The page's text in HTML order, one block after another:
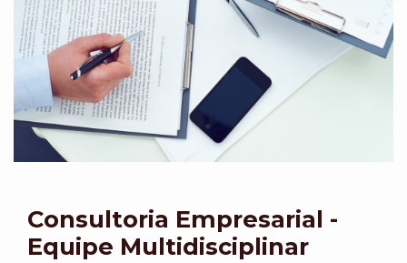
Consultoria Empresarial -
Equipe Multidisciplinar